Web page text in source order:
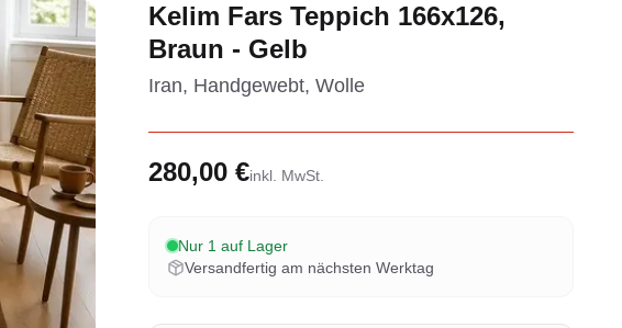
Kelim Fars Teppich 166x126,
Braun - Gelb
Iran, Handgewebt, Wolle
280,00 €inkl. MwSt.
Nur 1 auf Lager
Versandfertig am nächsten Werktag